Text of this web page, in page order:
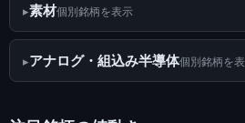
素材個別銘柄を表示
アナログ・組込み半導体個別銘柄を